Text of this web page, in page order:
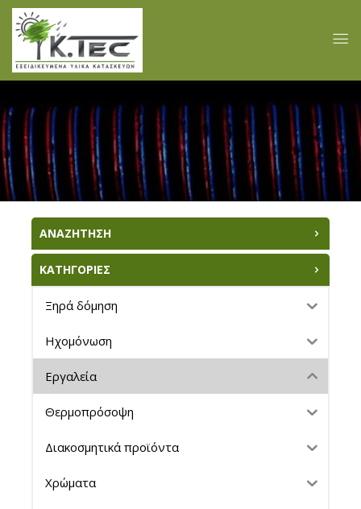
ΑΝΑΖΗΤΗΣΗ
ΚΑΤΗΓΟΡΙΕΣ
Ξηρά δόμηση
Ηχομόνωση
Εργαλεία
Θερμοπρόσοψη
Διακοσμητικά προϊόντα
Χρώματα